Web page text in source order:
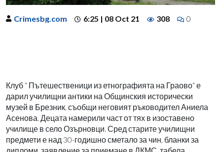
Crimesbg.com 6:25 | 08 Oct 21 308 0
Клуб “ Пътешественици из етнографията на Граово“ е
дарил училищни антики на Общинския исторически
музей в Брезник, съобщи неговият ръководител Аниела
Асенова. Децата намерили част от тях в изоставено
училище в село Озърновци. Сред старите училищни
предмети е над 30-годишно сметало за чин, бланки за
дипломи, заявление за приемане в ДКМС, табела